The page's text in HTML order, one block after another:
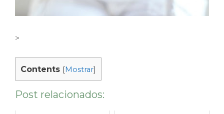
>
Contents [Mostrar]
Post relacionados: